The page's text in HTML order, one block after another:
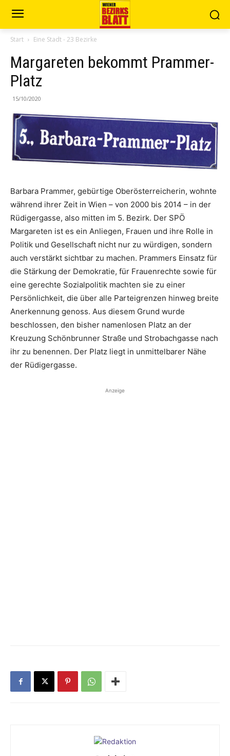
Start Eine Stadt - 23 Bezirke
Margareten bekommt Prammer-
Platz
15/10/2020
Barbara Prammer, gebürtige Oberösterreicherin, wohnte
während ihrer Zeit in Wien – von 2000 bis 2014 – in der
Rüdigergasse, also mitten im 5. Bezirk. Der SPÖ
Margareten ist es ein Anliegen, Frauen und ihre Rolle in
Politik und Gesellschaft nicht nur zu würdigen, sondern
auch verstärkt sichtbar zu machen. Prammers Einsatz für
die Stärkung der ­Demokratie, für Frauenrechte sowie für
eine gerechte ­Sozialpolitik machten sie zu einer
Persönlichkeit, die über alle Partei­grenzen hinweg breite
Anerkennung genoss. Aus diesem Grund wurde
beschlossen, den bisher namenlosen Platz an der
Kreuzung Schönbrunner Straße und Strobachgasse nach
ihr zu benennen. Der Platz liegt in unmittelbarer Nähe
der Rüdigergasse.
Anzeige